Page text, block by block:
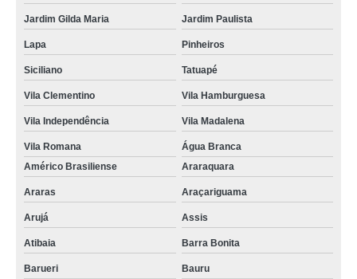
Jardim Gilda Maria Jardim Paulista
Lapa Pinheiros
Siciliano Tatuapé
Vila Clementino Vila Hamburguesa
Vila Independência Vila Madalena
Vila Romana
Água Branca
Américo Brasiliense
Araraquara
Araras Araçariguama
Arujá Assis
Atibaia Barra Bonita
Barueri Bauru